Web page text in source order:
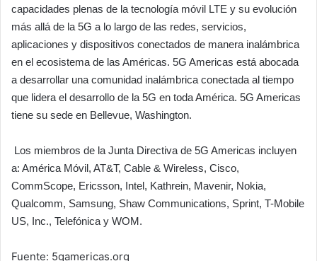
capacidades plenas de la tecnología móvil LTE y su evolución
más allá de la 5G a lo largo de las redes, servicios,
aplicaciones y dispositivos conectados de manera inalámbrica
en el ecosistema de las Américas. 5G Americas está abocada
a desarrollar una comunidad inalámbrica conectada al tiempo
que lidera el desarrollo de la 5G en toda América. 5G Americas
tiene su sede en Bellevue, Washington.
Los miembros de la Junta Directiva de 5G Americas incluyen
a: América Móvil, AT&T, Cable & Wireless, Cisco,
CommScope, Ericsson, Intel, Kathrein, Mavenir, Nokia,
Qualcomm, Samsung, Shaw Communications, Sprint, T-Mobile
US, Inc., Telefónica y WOM.
Fuente: 5gamericas.org